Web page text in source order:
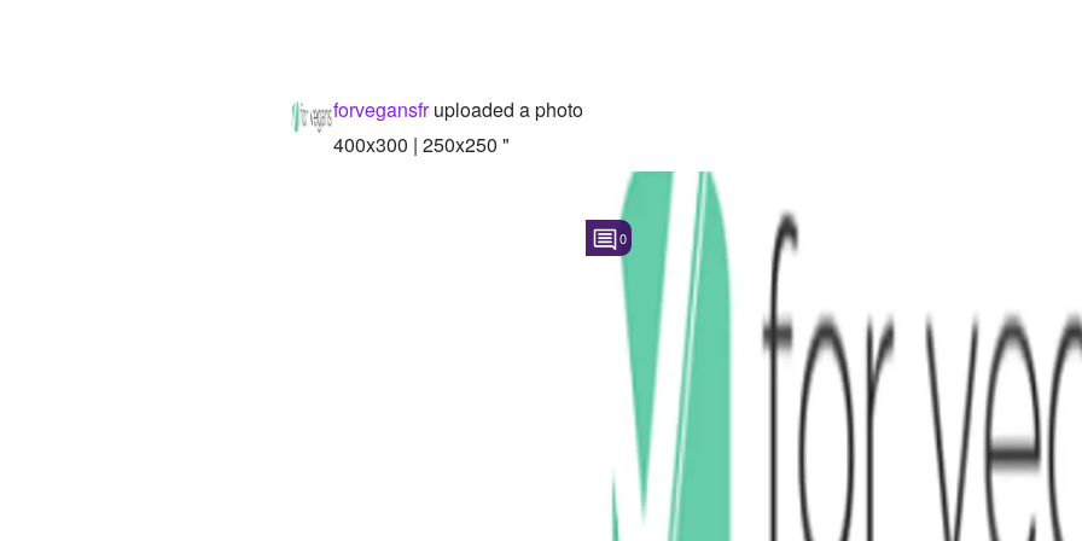
forvegansfruploaded a photo
400x300 | 250x250 "
0